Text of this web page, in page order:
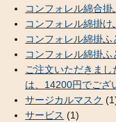
コンフォレル綿合掛
コンフォレル綿掛
コンフォレル綿掛ふ
コンフォレル綿掛
ご注文いただきま
は、14200円でござ
サージカルマスク
サービス (1)